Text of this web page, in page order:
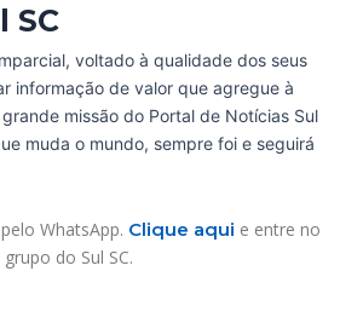
SC
voltado à qualidade dos seus
informação de valor que agregue à
missão do Portal de Notícias Sul
muda o mundo, sempre foi e seguirá
WhatsApp. Clique aqui e entre no
grupo do Sul SC.